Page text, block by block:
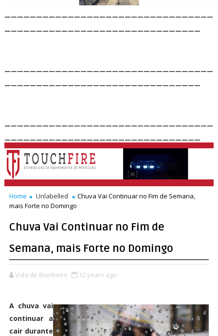
Home Unlabelled
Chuva Vai Continuar no Fim de Semana,
mais Forte no Domingo
Chuva Vai Continuar no Fim de
Semana, mais Forte no Domingo
Vida de Bombeiro 12 years ago
A chuva vai
continuar a
cair durante